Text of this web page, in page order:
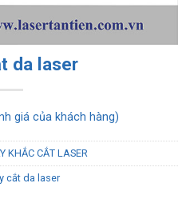
da laser
giá của khách hàng)
KHẮC CẮT LASER
cắt da laser